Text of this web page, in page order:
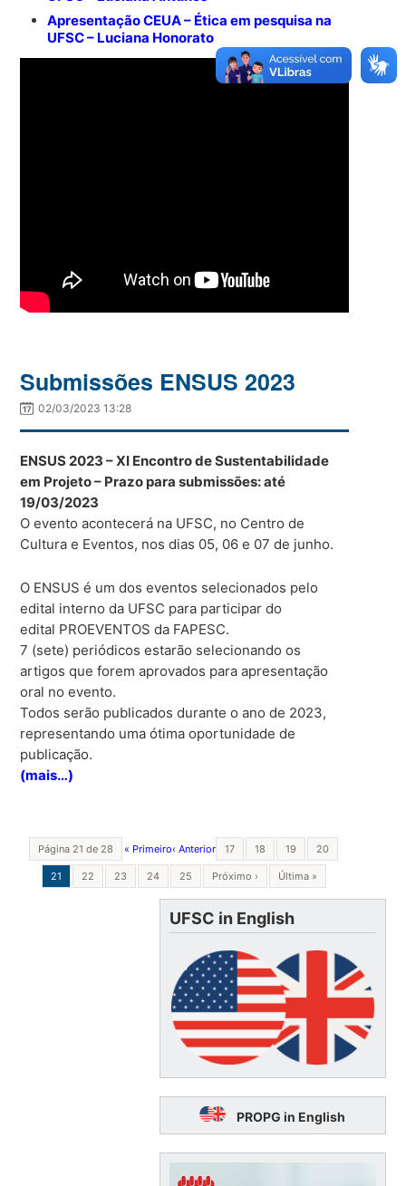
Apresentação CEUA – Ética em pesquisa na
UFSC – Luciana Honorato
Submissões ENSUS 2023
02/03/2023 13:28
ENSUS 2023 – XI Encontro de Sustentabilidade
em Projeto – Prazo para submissões: até
19/03/2023
O evento acontecerá na UFSC, no Centro de
Cultura e Eventos, nos dias 05, 06 e 07 de junho.
O ENSUS é um dos eventos selecionados pelo
edital interno da UFSC para participar do
edital PROEVENTOS da FAPESC.
7 (sete) periódicos estarão selecionando os
artigos que forem aprovados para apresentação
oral no evento.
Todos serão publicados durante o ano de 2023,
representando uma ótima oportunidade de
publicação.
(mais…)
Página 21 de 28 « Primeiro‹ Anterior 17 18 19 20
21 22 23 24 25 Próximo › Última »
UFSC in English
PROPG in English